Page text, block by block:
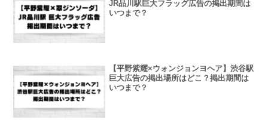
JR品川駅巨大フラッグ広告の掲出期間は
いつまで？
【平野紫耀×ウォンジョンヨヘア】渋谷駅
巨大広告の掲出場所はどこ？掲出期間は
いつまで？